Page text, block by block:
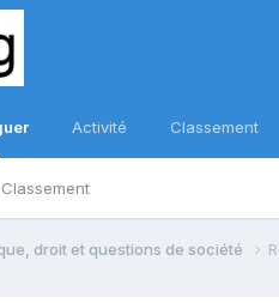
Classement
Activité Classement
droit et questions de société